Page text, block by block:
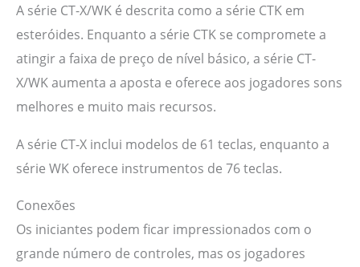
A série CT-X/WK é descrita como a série CTK em
esteróides. Enquanto a série CTK se compromete a
atingir a faixa de preço de nível básico, a série CT-
X/WK aumenta a aposta e oferece aos jogadores sons
melhores e muito mais recursos.
A série CT-X inclui modelos de 61 teclas, enquanto a
série WK oferece instrumentos de 76 teclas.
Conexões
Os iniciantes podem ficar impressionados com o
grande número de controles, mas os jogadores